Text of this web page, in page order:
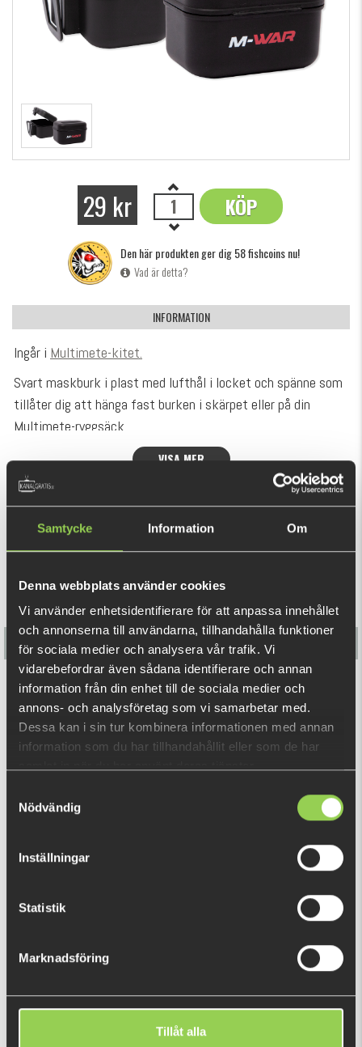
Samtycke Information Om
Denna webbplats använder cookies
Vi använder enhetsidentifierare för att anpassa innehållet
och annonserna till användarna, tillhandahålla funktioner
för sociala medier och analysera vår trafik. Vi
vidarebefordrar även sådana identifierare och annan
information från din enhet till de sociala medier och
annons- och analysföretag som vi samarbetar med.
Dessa kan i sin tur kombinera informationen med annan
information som du har tillhandahållit eller som de har
Nödvändig
Inställningar
Statistik
Marknadsföring
Tillåt alla
29 kr KÖP
OK
Den här produkten ger dig 58 fishcoins nu!
Vad är detta?
INFORMATION
Ingår i Multimete-kitet.
Svart maskburk i plast med lufthål i locket och spänne som
tillåter dig att hänga fast burken i skärpet eller på din
Multimete-ryggsäck.
Föredrar du att slippa gräva efter mask? Handla levande
mask på burk från Kanalgratis
VISA MER
REKOMMENDERADE PRODUKTER
Savage Gear Hop Walker Frog 5,5cm,15g
89 kr
1595 kr